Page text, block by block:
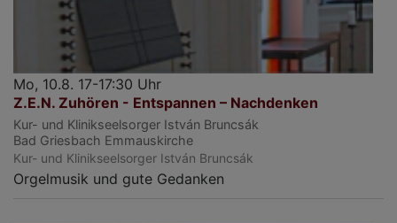
Mo, 10.8. 17-17:30 Uhr
Z.E.N. Zuhören - Entspannen – Nachdenken
Kur- und Klinikseelsorger István Bruncsák
Bad Griesbach Emmauskirche
Kur- und Klinikseelsorger István Bruncsák
Orgelmusik und gute Gedanken